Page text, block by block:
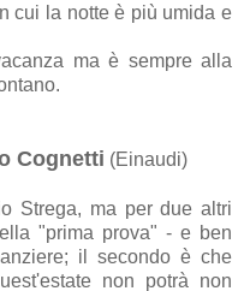
cui la notte è più umida e
ma è sempre alla
Cognetti (Einaudi)
Strega, ma per due altri
"prima prova" - e ben
il secondo è che
non potrà non